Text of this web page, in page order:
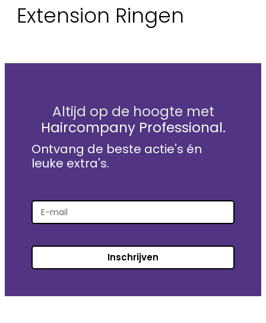
Extension Ringen
Altijd op de hoogte met
Haircompany Professional.
Ontvang de beste actie's én
leuke extra's.
Inschrijven